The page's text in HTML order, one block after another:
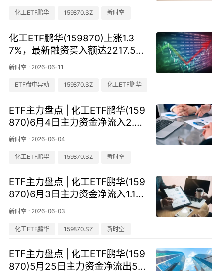
化工ETF鹏华 159870.SZ 新时空
化工ETF鹏华(159870)上涨1.3
7%，最新融资买入额达2217.53
万元
新时空 · 2026-06-11
ETF盘中异动 159870.SZ 化工ETF鹏华
ETF主力盘点 | 化工ETF鹏华(159
870)6月4日主力资金净流入2.79
亿元，近8天合计流入6.61亿元
新时空 · 2026-06-04
化工ETF鹏华 159870.SZ 新时空
ETF主力盘点 | 化工ETF鹏华(159
870)6月3日主力资金净流入1.13
亿元，居可比基金第一
新时空 · 2026-06-03
化工ETF鹏华 159870.SZ 新时空
ETF主力盘点 | 化工ETF鹏华(159
870)5月25日主力资金净流出50